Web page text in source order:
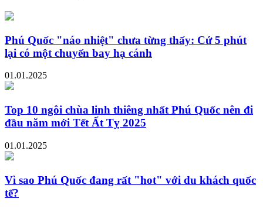
Phú Quốc "náo nhiệt" chưa từng thấy: Cứ 5 phút
lại có một chuyến bay hạ cánh
01.01.2025
Top 10 ngôi chùa linh thiêng nhất Phú Quốc nên đi
đầu năm mới Tết Ất Tỵ 2025
01.01.2025
Vì sao Phú Quốc đang rất "hot" với du khách quốc
tế?